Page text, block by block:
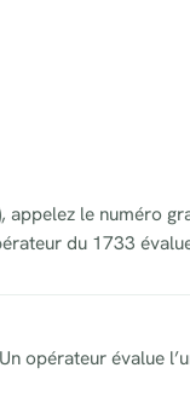
appelez le numéro
du 1733
opérateur évalue